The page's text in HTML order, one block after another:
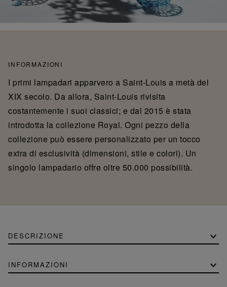
INFORMAZIONI
I primi lampadari apparvero a Saint-Louis a metà del
XIX secolo. Da allora, Saint-Louis rivisita
costantemente i suoi classici; e dal 2015 è stata
introdotta la collezione Royal. Ogni pezzo della
collezione può essere personalizzato per un tocco
extra di esclusività (dimensioni, stile e colori). Un
singolo lampadario offre oltre 50.000 possibilità.
DESCRIZIONE
INFORMAZIONI